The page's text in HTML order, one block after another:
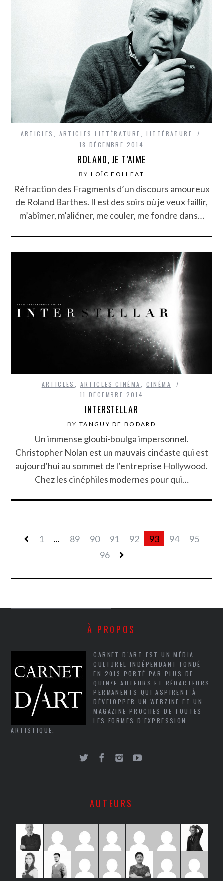
ARTICLES ARTICLES LITTÉRATURE
LITTÉRATURE
18 DÉCEMBRE 2014
ROLAND, JE T’AIME
BYLOÏC FOLLEAT
Réfraction des Fragments d’un discours amoureux
de Roland Barthes. Il est des soirs où je veux faillir,
m’abîmer, m’aliéner, me couler, me fondre dans…
ARTICLES ARTICLES CINÉMA
CINÉMA
11 DÉCEMBRE 2014
INTERSTELLAR
BY TANGUY DE BODARD
Un immense gloubi-boulga impersonnel.
Christopher Nolan est un mauvais cinéaste qui est
aujourd’hui au sommet de l’entreprise Hollywood.
Chez les cinéphiles modernes pour qui…
1 ... 89 90 91 92 93 94
95
96
À PROPOS
CARNET D’ART EST UN MÉDIA
CULTUREL INDÉPENDANT FONDÉ
EN 2013 PORTÉ PAR PLUS DE
QUINZE AUTEURS ET RÉDACTEURS
PERMANENTS QUI ASPIRENT À
DÉVELOPPER UN WEBZINE ET UN
MAGAZINE PROCHES DE TOUTES
LES FORMES D'EXPRESSION
ARTISTIQUE.
AUTEURS